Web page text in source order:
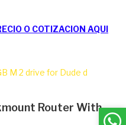
O COTIZACION AQUI
M 2 drive for Dude d
Router With